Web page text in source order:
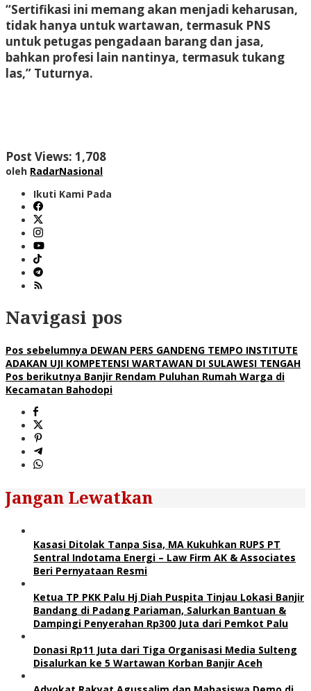
“Sertifikasi ini memang akan menjadi keharusan,
tidak hanya untuk wartawan, termasuk PNS
untuk petugas pengadaan barang dan jasa,
bahkan profesi lain nantinya, termasuk tukang
las,” Tuturnya.
Post Views: 1,708
oleh RadarNasional
Ikuti Kami Pada
Navigasi pos
Pos sebelumnya DEWAN PERS GANDENG TEMPO INSTITUTE
ADAKAN UJI KOMPETENSI WARTAWAN DI SULAWESI TENGAH
Pos berikutnya Banjir Rendam Puluhan Rumah Warga di
Kecamatan Bahodopi
Jangan Lewatkan
Kasasi Ditolak Tanpa Sisa, MA Kukuhkan RUPS PT
Sentral Indotama Energi – Law Firm AK & Associates
Beri Pernyataan Resmi
Ketua TP PKK Palu Hj Diah Puspita Tinjau Lokasi Banjir
Bandang di Padang Pariaman, Salurkan Bantuan &
Dampingi Penyerahan Rp300 Juta dari Pemkot Palu
Donasi Rp11 Juta dari Tiga Organisasi Media Sulteng
Disalurkan ke 5 Wartawan Korban Banjir Aceh